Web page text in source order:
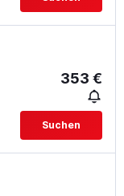
353 €
Suchen